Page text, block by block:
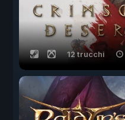
12 trucchi